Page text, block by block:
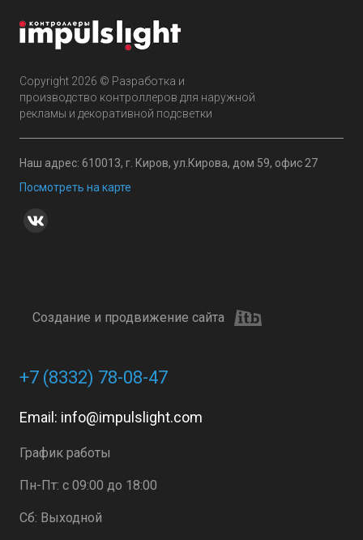
Copyright 2026 © Разработка и
производство контроллеров для наружной
рекламы и декоративной подсветки
Наш адрес: 610013, г. Киров, ул.Кирова, дом 59, офис 27
Посмотреть на карте
Создание и продвижение сайта
+7 (8332) 78-08-47
Email: info@impulslight.com
График работы
Пн-Пт: с 09:00 до 18:00
Сб: Выходной